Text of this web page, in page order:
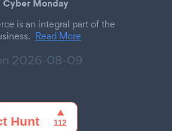
Cyber Monday
is an integral part of the
Read More
2026-08-09